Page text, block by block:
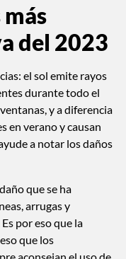
del 2023
el sol emite rayos
durante todo el
y a diferencia
en verano y causan
a notar los daños
que se ha
arrugas y
por eso que la
que los